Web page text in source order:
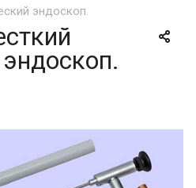
эндоскоп.